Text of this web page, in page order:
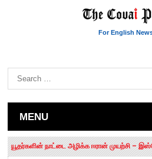
For English
MENU
யூதர்களின் நாட்டை அழிக்க ஈரான் முயற்சி –
“மக்களால் நிராகரிக்கப்பட்டவர் ஸ்டாலின்!” –